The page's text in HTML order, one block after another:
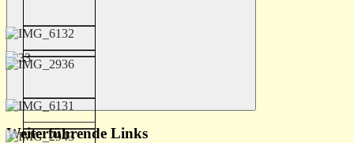
Suchen
Weiterführende Links